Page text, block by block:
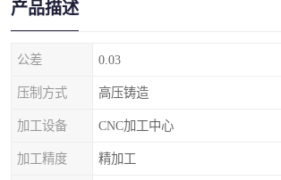
产品描述
公差 0.03
压制方式 高压铸造
加工设备 CNC加工中心
加工精度 精加工